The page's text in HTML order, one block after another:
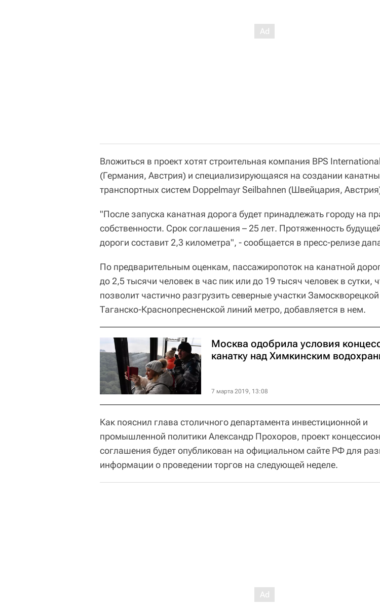
Вложиться в проект хотят строительная компания BPS International
(Германия, Австрия) и специализирующаяся на создании
транспортных систем Doppelmayr Seilbahnen (Швейцария,
"После запуска канатная дорога будет принадлежать городу на
собственности. Срок соглашения – 25 лет. Протяженность
дороги составит 2,3 километра", - сообщается в пресс-релизе
По предварительным оценкам, пассажиропоток на канатной
до 2,5 тысячи человек в час пик или до 19 тысяч человек в сутки,
позволит частично разгрузить северные участки
Таганско-Краснопресненской линий метро, добавляется в нем.
Москва одобрила условия
канатку над Химкинским
7 марта 2019, 13:08
Как пояснил глава столичного департамента инвестиционной и
промышленной политики Александр Прохоров, проект
соглашения будет опубликован на официальном сайте РФ для
информации о проведении торгов на следующей неделе.